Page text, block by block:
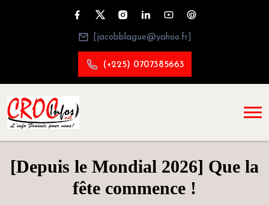
[jacobblague@yahoo.fr]
(+225) 0707385663
[Depuis le Mondial 2026] Que la
fête commence !